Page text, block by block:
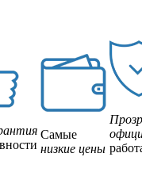
Самые
низкие цены